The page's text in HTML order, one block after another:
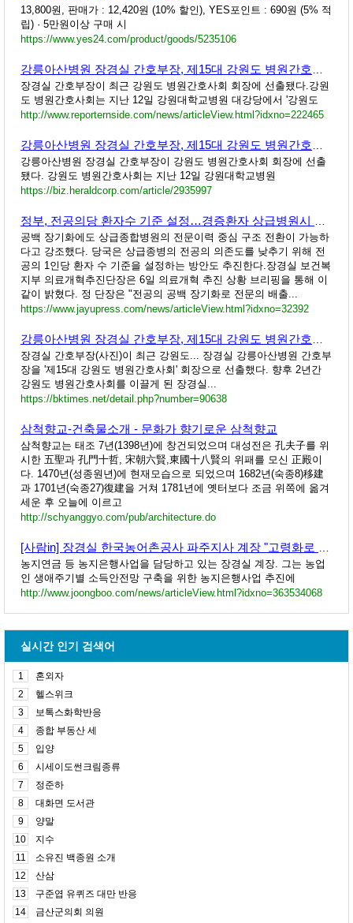
13,800원, 판매가 : 12,420원 (10% 할인), YES포인트 : 690원 (5% 적
립) · 5만원이상 구매 시
https://www.yes24.com/product/goods/5235106
장경실 간호부장이 최근 강원도 병원간호사회 회장에 선출됐다.강원
도 병원간호사회는 지난 12일 강원대학교병원 대강당에서 '강원도
http://www.reporternside.com/news/articleView.html?idxno=222465
강릉아산병원 장경실 간호부장이 강원도 병원간호사회 회장에 선출
됐다. 강원도 병원간호사회는 지난 12일 강원대학교병원
https://biz.heraldcorp.com/article/2935997
공백 장기화에도 상급종합병원의 전문이력 중심 구조 전환이 가능하
다고 강조했다. 당국은 상급종병의 전공의 의존도를 낮추기 위해 전
공의 1인당 환자 수 기준을 설정하는 방안도 추진한다.장경실 보건복
지부 의료개혁추진단장은 6일 의료개혁 추진 상황 브리핑을 통해 이
같이 밝혔다. 정 단장은 "전공의 공백 장기화로 전문의 배출...
https://www.jayupress.com/news/articleView.html?idxno=32392
장경실 간호부장(사진)이 최근 강원도... 장경실 강릉아산병원 간호부
장을 '제15대 강원도 병원간호사회' 회장으로 선출했다. 향후 2년간
강원도 병원간호사회를 이끌게 된 장경실...
https://bktimes.net/detail.php?number=90638
삼척향교-건축물소개 - 문화가 향기로운 삼척향교
삼척향교는 태조 7년(1398년)에 창건되었으며 대성전은 孔夫子를 위
시한 五聖과 孔門十哲, 宋朝六賢,東國十八賢의 위패를 모신 正殿이
다. 1470년(성종원년)에 현재모습으로 되었으며 1682년(숙종8)移建
과 1701년(숙종27)復建을 거쳐 1781년에 옛터보다 조금 위쪽에 옮겨
세운 후 오늘에 이르고
http://schyanggyo.com/pub/architecture.do
농지연금 등 농지은행사업을 담당하고 있는 장경실 계장. 그는 농업
인 생애주기별 소득안전망 구축을 위한 농지은행사업 추진에
http://www.joongboo.com/news/articleView.html?idxno=363534068
실시간 인기 검색어
1
혼외자
2
헬스위크
3
보톡스화학반응
4
종합 부동산 세
5
입양
6
시세이도썬크림종류
7
정준하
8
대화면 도서관
9
양말
10
지수
11
소유진 백종원 소개
12
산삼
13
구준엽 유퀴즈 대만 반응
14
금산군의회 의원